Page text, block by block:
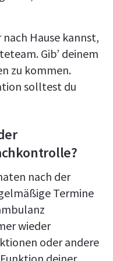
Hause kannst,
Gib’ deinem
zu kommen.
solltest du
nach der
Termine
wieder
oder andere